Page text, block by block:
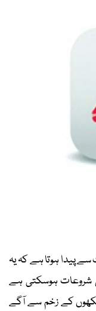
پیدا ہوتا ہے کہ یہ
شروعات ہوسکتی ہے
کے زخم سے آگے